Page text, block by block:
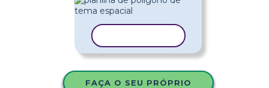
FAÇA O SEU PRÓPRIO